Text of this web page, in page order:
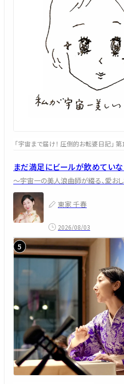
「宇宙まで届け！ 圧倒的お転婆日記」
まだ満足にビールが飲めてい
～宇宙一の美人浪曲師が綴る、愛お
東家 千春
2026/08/03